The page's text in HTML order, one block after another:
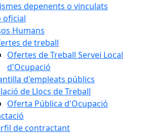
depenents o vinculats
oficial
Humans
de treball
Ofertes de Treball Servei Local
d'Ocupació
d'empleats públics
de Llocs de Treball
Oferta Pública d'Ocupació
de contractant